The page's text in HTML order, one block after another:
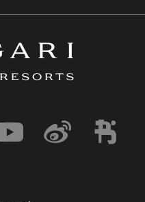
https://